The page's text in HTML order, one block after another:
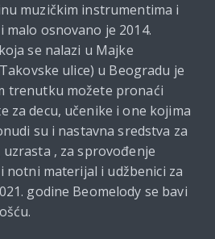
muzičkim instrumentima i
osnovano je 2014.
se nalazi u Majke
ulice) u Beogradu je
trenutku možete pronaći
za decu, učenike i one kojima
su i nastavna sredstva za
, za sprovođenje
notni materijal i udžbenici za
godine Beomelody se bavi